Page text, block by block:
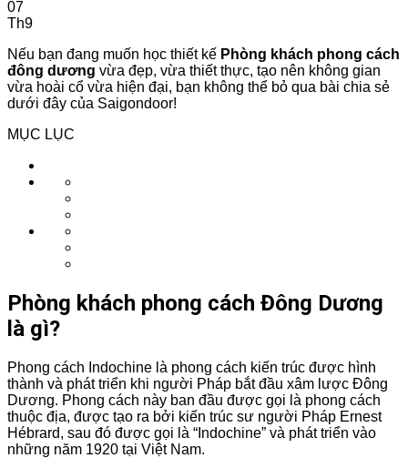
07
Th9
Nếu bạn đang muốn học thiết kế Phòng khách phong cách
đông dương vừa đẹp, vừa thiết thực, tạo nên không gian
vừa hoài cổ vừa hiện đại, bạn không thể bỏ qua bài chia sẻ
dưới đây của Saigondoor!
MỤC LỤC
Phòng khách phong cách Đông Dương
là gì?
Phong cách Indochine là phong cách kiến ​​trúc được hình
thành và phát triển khi người Pháp bắt đầu xâm lược Đông
Dương. Phong cách này ban đầu được gọi là phong cách
thuộc địa, được tạo ra bởi kiến ​​trúc sư người Pháp Ernest
Hébrard, sau đó được gọi là “Indochine” và phát triển vào
những năm 1920 tại Việt Nam.